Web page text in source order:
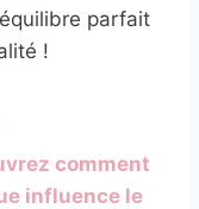
parfait
!
comment
influence le